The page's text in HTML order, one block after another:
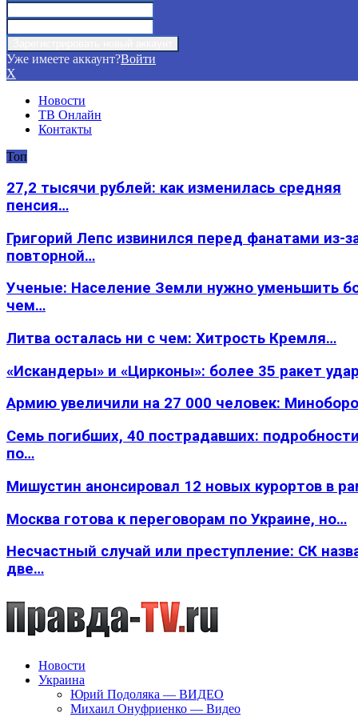
Уже имеете аккаунт?Войти
X
Новости
ТВ Онлайн
Контакты
Топ
27,2 тысячи рублей: как изменилась средняя
пенсия…
Григорий Лепс извинился перед фанатами из-
повторной…
Ученые: Население Земли нужно уменьшить
чем…
Литва осталась ни с чем: Хитрость Кремля…
«Искандеры» и «Цирконы»: более 35 ракет
Армию увеличили на 27 000 человек:
Семь погибших, 40 пострадавших:
по…
Мишустин анонсировал 12 новых курортов в
Москва готова к переговорам по Украине, но…
Несчастный случай или преступление: СК
две…
Новости
Украина
Юрий Подоляка — ВИДЕО
Михаил Онуфриенко — Видео